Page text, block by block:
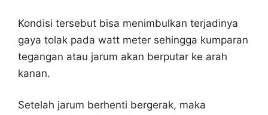
Kondisi tersebut bisa menimbulkan terjadinya
gaya tolak pada watt meter sehingga kumparan
tegangan atau jarum akan berputar ke arah
kanan.
Setelah jarum berhenti bergerak, maka